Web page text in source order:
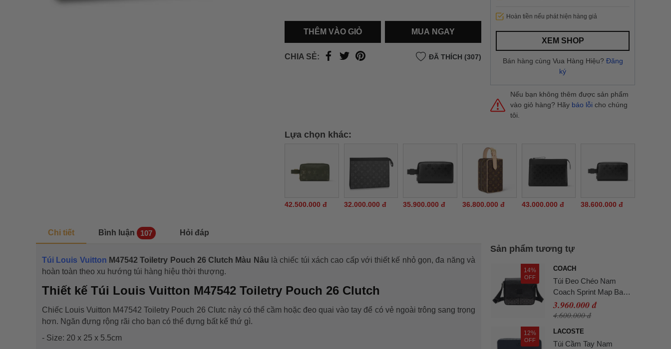
Hồ Chí Minh).
thành
Hồ Chí Minh, khách hàng muốn giao nhanh
trong ngày hoặc Đơn hàng giao hỏa tốc theo yêu cầu
THÊM VÀO GIỎ MUA NGAY
CHIA SẺ: ĐÃ THÍCH (307)
Lựa chọn khác:
42.500.000 đ 32.000.000 đ 35.900.000 đ 36.800.000 đ 43.000.000 đ 38.600.000 đ
Chi tiết Bình luận 107 Hỏi đáp
Túi Louis Vuitton M47542 Toiletry Pouch 26 Clutch Màu Nâu là chiếc túi xách cao cấp với thiết kế nhỏ gọn, đa năng và
hoàn toàn theo xu hướng túi hàng hiệu thời thượng.
Thiết kế Túi Louis Vuitton M47542 Toiletry Pouch 26 Clutch
Chiếc Louis Vuitton M47542 Toiletry Pouch 26 Clutc này có thể cầm hoặc đeo quai vào tay để có vẻ ngoài trông sang trọng
hơn. Ngăn đựng rộng rãi cho bạn có thể đựng bất kể thứ gì.
- Size: 20 x 25 x 5.5cm
Sản phẩm tương tự
14%
OFF
COACH
Túi Đeo Chéo Nam
Coach Sprint Map Bag
Signature Charcoal
Black Màu Đen
3.960.000 đ
4.600.000 đ
12%
OFF
LACOSTE
Túi Cầm Tay Nam
Hoàn tiền nếu phát hiện hàng giả
XEM SHOP
Bán hàng cùng Vua Hàng Hiệu? Đăng
ký
Nếu bạn không thêm được sản phẩm
vào giỏ hàng? Hãy báo lỗi cho chúng
tôi.